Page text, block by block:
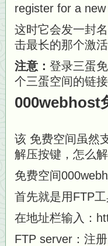
register for a
这时它会发一封名
击最长的那个激
注意： 登录三蛋
个三蛋空间的链
000webhost
该 免费空间虽然
解压按键，怎么
免费空间
首先就是用FTP
在地址栏输入：
FTP server：注